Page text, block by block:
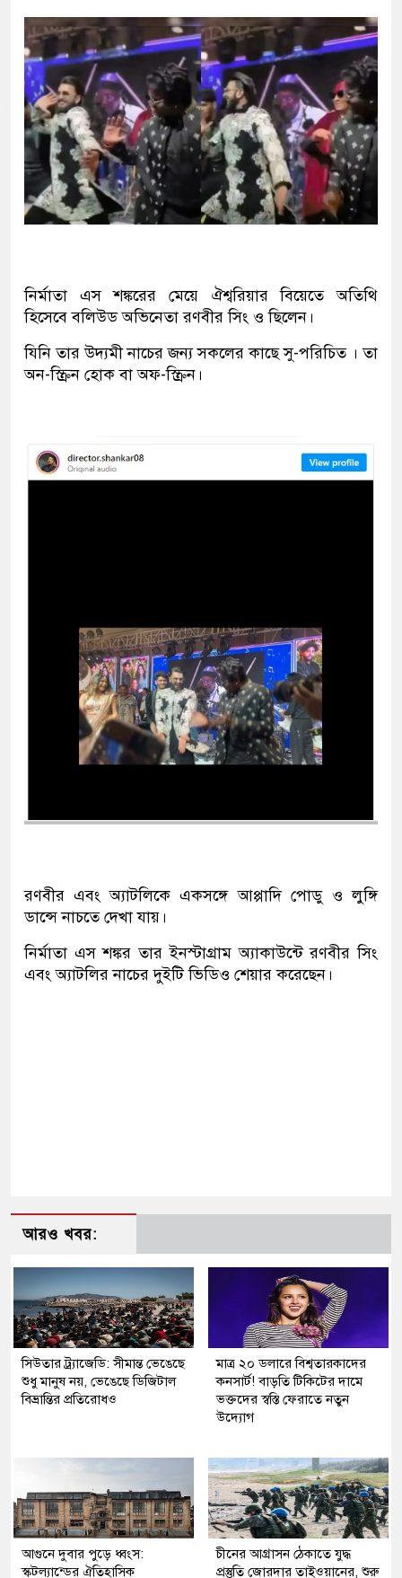
নির্মাতা এস শঙ্করের মেয়ে ঐশ্বরিয়ার বিয়েতে অতিথি
হিসেবে বলিউড অভিনেতা রণবীর সিং ও ছিলেন।
যিনি তার উদ্যমী নাচের জন্য সকলের কাছে সু-পরিচিত । তা
অন-স্ক্রিন হোক বা অফ-স্ক্রিন।
রণবীর এবং অ্যাটলিকে একসঙ্গে আপ্পাদি পোডু ও লুঙ্গি
ডান্সে নাচতে দেখা যায়।
নির্মাতা এস শঙ্কর তার ইনস্টাগ্রাম অ্যাকাউন্টে রণবীর সিং
এবং অ্যাটলির নাচের দুইটি ভিডিও শেয়ার করেছেন।
আরও খবর:
সিউতার ট্র্যাজেডি: সীমান্ত ভেঙেছে
শুধু মানুষ নয়, ভেঙেছে ডিজিটাল
বিভ্রান্তির প্রতিরোধও
মাত্র ২০ ডলারে বিশ্বতারকাদের
কনসার্ট! বাড়তি টিকিটের দামে
ভক্তদের স্বস্তি ফেরাতে নতুন
উদ্যোগ
আগুনে দুবার পুড়ে ধ্বংস:
স্কটল্যান্ডের ঐতিহাসিক
চীনের আগ্রাসন ঠেকাতে যুদ্ধ
প্রস্তুতি জোরদার তাইওয়ানের, শুরু